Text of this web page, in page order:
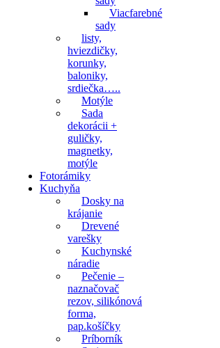
Viacfarebné
sady
listy,
hviezdičky,
korunky,
baloniky,
srdiečka…..
Motýle
Sada
dekorácii +
guličky,
magnetky,
motýle
Fotorámiky
Kuchyňa
Dosky na
krájanie
Drevené
varešky
Kuchynské
náradie
Pečenie –
naznačovač
rezov, silikónová
forma,
pap.košíčky
Príborník